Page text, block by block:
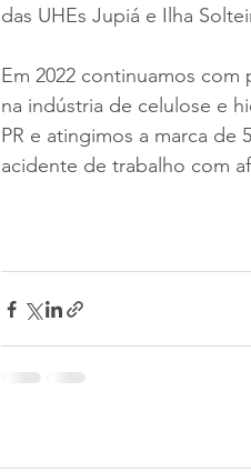
das UHEs Jupiá e Ilha
Em 2022 continuamos
na indústria de celulose e
PR e atingimos a marca de
acidente de trabalho com